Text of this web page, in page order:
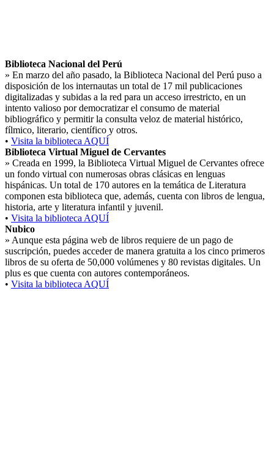
Biblioteca Nacional del Perú
» En marzo del año pasado, la Biblioteca Nacional del Perú puso a
disposición de los internautas un total de 17 mil publicaciones
digitalizadas y subidas a la red para un acceso irrestricto, en un
intento valioso por democratizar el consumo de material
bibliográfico y permitir la consulta veloz de material histórico,
fílmico, literario, científico y otros.
• Visita la biblioteca AQUÍ
Biblioteca Virtual Miguel de Cervantes
» Creada en 1999, la Biblioteca Virtual Miguel de Cervantes ofrece
un fondo virtual con numerosas obras clásicas en lenguas
hispánicas. Un total de 170 autores en la temática de Literatura
componen esta biblioteca que, además, cuenta con libros de lengua,
historia, arte y literatura infantil y juvenil.
• Visita la biblioteca AQUÍ
Nubico
» Aunque esta página web de libros requiere de un pago de
suscripción, puedes acceder de manera gratuita a los cinco primeros
libros de su oferta de 50,000 volúmenes y 80 revistas digitales. Un
plus es que cuenta con autores contemporáneos.
• Visita la biblioteca AQUÍ